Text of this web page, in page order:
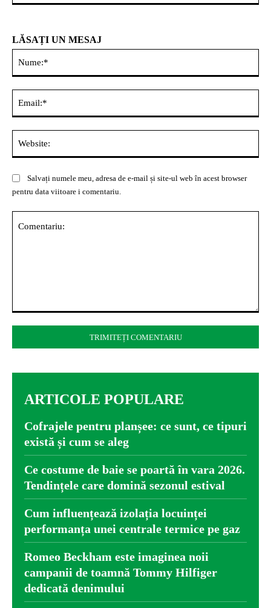
LĂSAȚI UN MESAJ
Salvați numele meu, adresa de e-mail și site-ul web în acest browser
pentru data viitoare i comentariu.
ARTICOLE POPULARE
Cofrajele pentru planșee: ce sunt, ce tipuri
există și cum se aleg
Ce costume de baie se poartă în vara 2026.
Tendințele care domină sezonul estival
Cum influențează izolația locuinței
performanța unei centrale termice pe gaz
Romeo Beckham este imaginea noii
campanii de toamnă Tommy Hilfiger
dedicată denimului